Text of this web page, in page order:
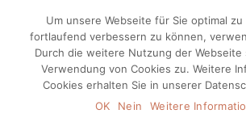
Um unsere Webseite für Sie optimal
fortlaufend verbessern zu können,
Durch die weitere Nutzung der Webseite
Verwendung von Cookies zu. Weitere
Cookies erhalten Sie in unserer
OK
Nein Weitere